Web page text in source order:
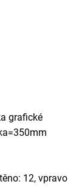
grafické
12, vpravo